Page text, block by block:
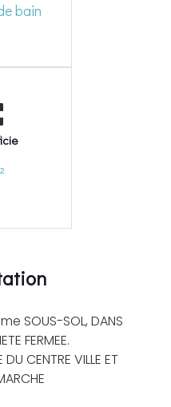
bain
SOUS-SOL, DANS
FERMEE.
CENTRE VILLE ET